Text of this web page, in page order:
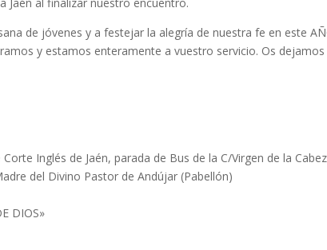
de jóvenes y a festejar la alegría de nuestra fe en este
y estamos enteramente a vuestro servicio. Os dejamos
Inglés de Jaén, parada de Bus de la C/Virgen de la
del Divino Pastor de Andújar (Pabellón)
DIOS»